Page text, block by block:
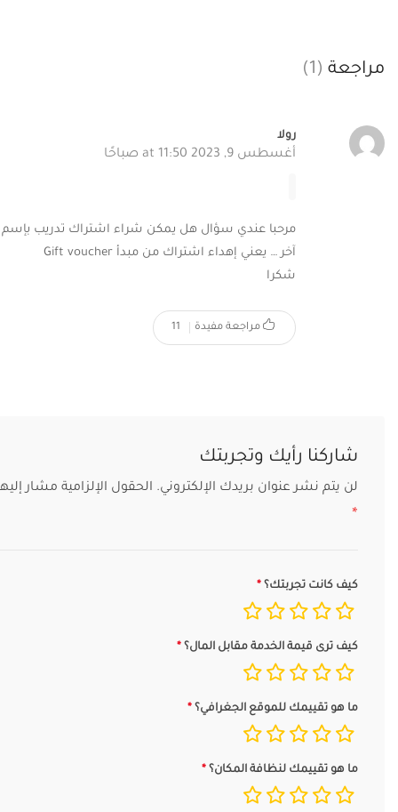
مراجعة (1)
رولا
أغسطس 9, 2023 at 11:50 صباحًا
مرحبا عندي سؤال هل يمكن شراء اشتراك تدريب
آخر … يعني إهداء اشتراك من مبدأ Gift voucher
شكرا
مراجعة مفيدة 11
شاركنا رأيك وتجربتك
لن يتم نشر عنوان بريدك الإلكتروني. الحقول الإلزامية مشار
*
كيف كانت تجربتك؟
كيف ترى قيمة الخدمة مقابل المال؟
ما هو تقييمك للموقع الجغرافي؟
ما هو تقييمك لنظافة المكان؟